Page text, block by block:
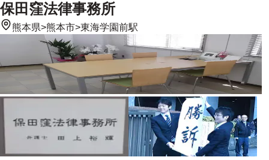
保田窪法律事務所
熊本県>熊本市>東海学園前駅